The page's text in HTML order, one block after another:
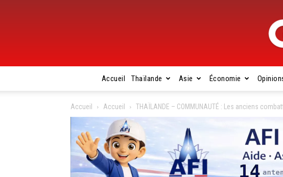
Accueil Thaïlande Asie Économie
Accueil Accueil THAÏLANDE – COMMUNAUTÉ : Les anciens